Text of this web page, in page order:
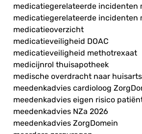
medicatiegerelateerde incidenten
medicatiegerelateerde incidenten
medicatieoverzicht
medicatieveiligheid DOAC
medicatieveiligheid methotrexaat
medicijnrol thuisapotheek
medische overdracht naar huisarts
meedenkadvies cardioloog
meedenkadvies eigen risico
meedenkadvies NZa 2026
meedenkadvies ZorgDomein